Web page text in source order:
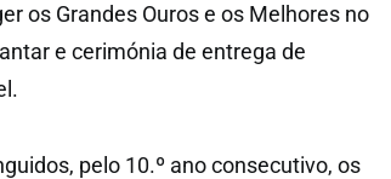
os Grandes Ouros e os Melhores no
e cerimónia de entrega de
pelo 10.º ano consecutivo, os